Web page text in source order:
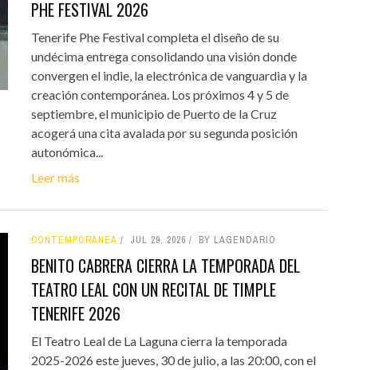
PHE FESTIVAL 2026
Tenerife Phe Festival completa el diseño de su
undécima entrega consolidando una visión donde
convergen el indie, la electrónica de vanguardia y la
creación contemporánea. Los próximos 4 y 5 de
septiembre, el municipio de Puerto de la Cruz
acogerá una cita avalada por su segunda posición
autonómica...
Leer más
CONTEMPORÁNEA JUL 29, 2026 BY LAGENDARIO
BENITO CABRERA CIERRA LA TEMPORADA DEL
TEATRO LEAL CON UN RECITAL DE TIMPLE
TENERIFE 2026
El Teatro Leal de La Laguna cierra la temporada
2025-2026 este jueves, 30 de julio, a las 20:00, con el